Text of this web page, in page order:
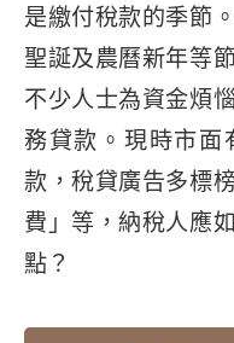
是繳付稅款的季節
聖誕及農曆新年等
不少人士為資金煩
務貸款。現時市面
款，稅貸廣告多標
費」等，納稅人應
點？